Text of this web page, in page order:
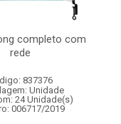
completo com
rede
837376
Unidade
24 Unidade(s)
006717/2019